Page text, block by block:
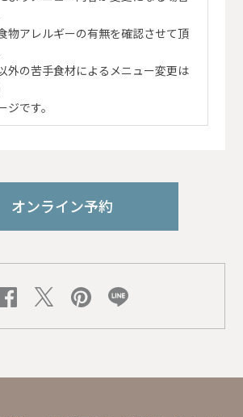
物アレルギーの有無を確認させて頂
外の苦手食材によるメニュー変更は
です。
オンライン予約